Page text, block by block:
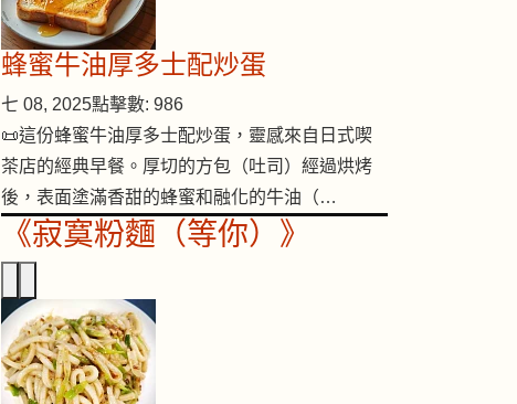
蜂蜜牛油厚多士配炒蛋
七 08, 2025點擊數: 986
📜這份蜂蜜牛油厚多士配炒蛋，靈感來自日式喫
茶店的經典早餐。厚切的方包（吐司）經過烘烤
後，表面塗滿香甜的蜂蜜和融化的牛油（…
《寂寞粉麵（等你）》